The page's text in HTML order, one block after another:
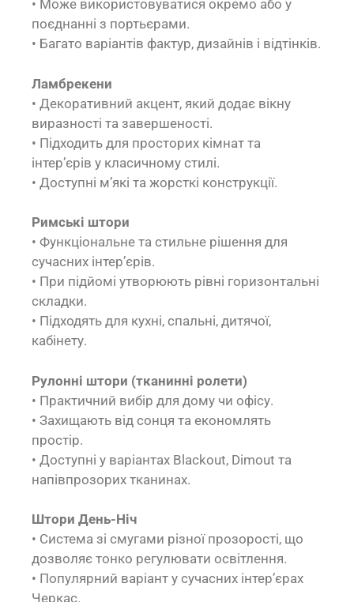
• Може використовуватися окремо або у
поєднанні з портьєрами.
• Багато варіантів фактур, дизайнів і відтінків.
Ламбрекени
• Декоративний акцент, який додає вікну
виразності та завершеності.
• Підходить для просторих кімнат та
інтер’єрів у класичному стилі.
• Доступні м’які та жорсткі конструкції.
Римські штори
• Функціональне та стильне рішення для
сучасних інтер’єрів.
• При підйомі утворюють рівні горизонтальні
складки.
• Підходять для кухні, спальні, дитячої,
кабінету.
Рулонні штори (тканинні ролети)
• Практичний вибір для дому чи офісу.
• Захищають від сонця та економлять
простір.
• Доступні у варіантах Blackout, Dimout та
напівпрозорих тканинах.
Штори День-Ніч
• Система зі смугами різної прозорості, що
дозволяє тонко регулювати освітлення.
• Популярний варіант у сучасних інтер’єрах
Черкас.